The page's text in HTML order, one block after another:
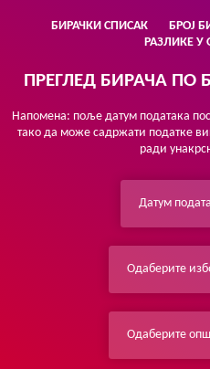
БИРАЧКИ СПИСАК БРОЈ
РАЗЛИКЕ
ПРЕГЛЕД БИРАЧА
Напомена: поље датум података
тако да може садржати податке
ради